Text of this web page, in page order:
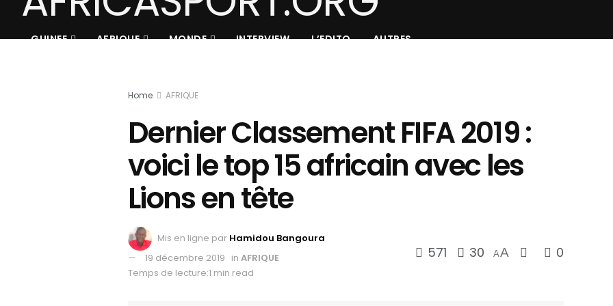
GUINEE AFRIQUE MONDE INTERVIEW L’EDITO AUTRES
Home AFRIQUE
Dernier Classement FIFA 2019 :
voici le top 15 africain avec les
Lions en tête
Mis en ligne par Hamidou Bangoura
19 décembre 2019 in AFRIQUE
Temps de lecture:1 min read
571 30 AA 0